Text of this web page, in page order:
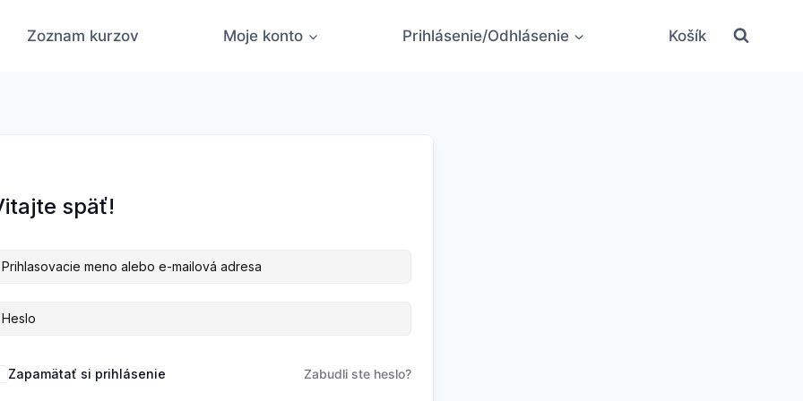
Zoznam kurzov Moje konto Prihlásenie/Odhlásenie Košík
späť!
Zapamätať si prihlásenie Zabudli ste heslo?